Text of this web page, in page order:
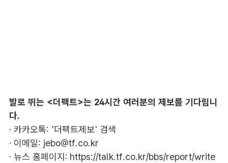
발로 뛰는 <더팩트>는 24시간 여러분의 제보를 기다립니
다.
· 카카오톡: '더팩트제보' 검색
· 이메일: jebo@tf.co.kr
· 뉴스 홈페이지: https://talk.tf.co.kr/bbs/report/write